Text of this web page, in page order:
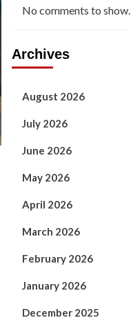
No comments to show.
Archives
August 2026
July 2026
June 2026
May 2026
April 2026
March 2026
February 2026
January 2026
December 2025